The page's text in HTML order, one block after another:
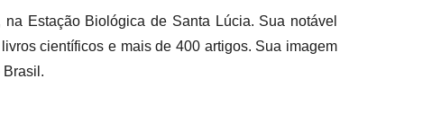
Estação Biológica de Santa Lúcia. Sua notável
científicos e mais de 400 artigos. Sua imagem
Brasil.